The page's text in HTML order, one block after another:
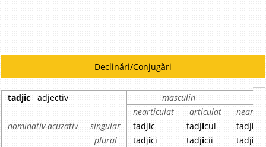
Declinări/Conjugări
tadjic adjectiv
masculin
nearticulat
articulat
nominativ-acuzativ
singular tadjic tadjicul tadji
plural
tadjici tadjicii tadji